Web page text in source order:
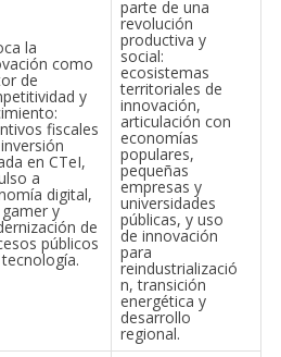
la
como
de
y
fiscales
en CTeI,
a
digital,
y
de
públicos
parte de una
revolución
productiva y
social:
ecosistemas
territoriales de
innovación,
articulación con
economías
populares,
pequeñas
empresas y
universidades
públicas, y uso
de innovación
para
reindustrializació
n, transición
energética y
desarrollo
regional.